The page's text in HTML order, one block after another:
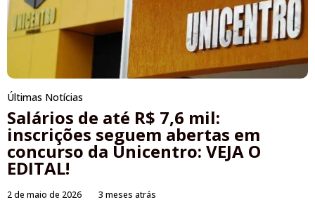
Últimas Notícias
Salários de até R$ 7,6 mil:
inscrições seguem abertas em
concurso da Unicentro: VEJA O
EDITAL!
2 de maio de 2026 3 meses atrás